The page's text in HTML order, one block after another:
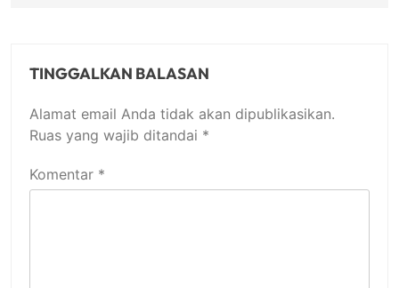
TINGGALKAN BALASAN
Alamat email Anda tidak akan dipublikasikan.
Ruas yang wajib ditandai *
Komentar *